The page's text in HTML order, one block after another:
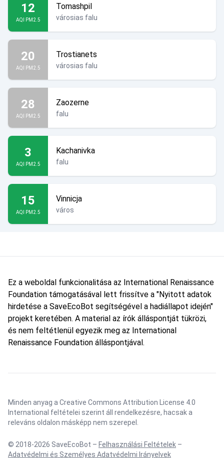
12
AQI PM2.5
Tomashpil
városias falu
20
AQI PM2.5
Trostianets
városias falu
28
AQI PM2.5
Zaozerne
falu
3
AQI PM2.5
Kachanivka
falu
15
AQI PM2.5
Vinnicja
város
Ez a weboldal funkcionalitása az International Renaissance
Foundation támogatásával lett frissítve a "Nyitott adatok
hirdetése a SaveEcoBot segítségével a hadiállapot idején"
projekt keretében. A material az írók álláspontját tükrözi,
és nem feltétlenül egyezik meg az International
Renaissance Foundation álláspontjával.
Minden anyag a Creative Commons Attribution License 4.0
International feltételei szerint áll rendelkezésre, hacsak a
releváns oldalon másképp nem szerepel.
© 2018-2026 SaveEcoBot – Felhasználási Feltételek –
Adatvédelmi és Személyes Adatvédelmi Irányelvek